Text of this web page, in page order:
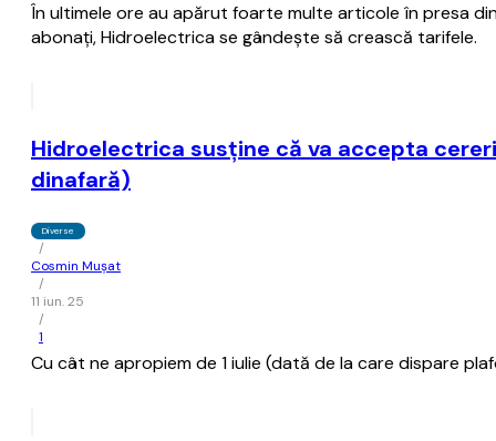
În ultimele ore au apărut foarte multe articole în presa
abonaţi, Hidroelectrica se gândeşte să crească tarifele.
Hidroelectrica susţine că va accepta
dinafară)
Diverse
/
Cosmin Mușat
/
11 iun. 25
/
1
Cu cât ne apropiem de 1 iulie (dată de la care dispare